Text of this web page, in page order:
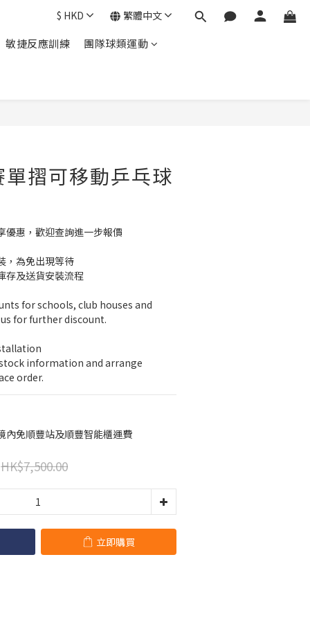
敏捷反應訓練 團隊球類運動
$ HKD 繁體中文
單摺可移動乒乓球
優惠，歡迎查詢進一步報價
，為免出現等待
存及送貨安裝流程
for schools, club houses and
for further discount.
information and arrange
order.
內免順豐站及順豐智能櫃運費
HK$7,500.00
立即購買